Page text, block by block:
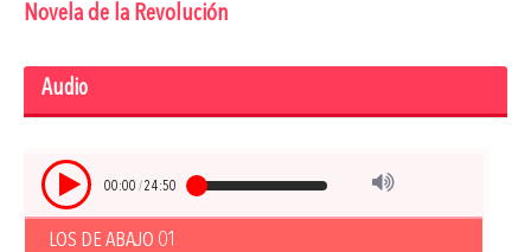
Novela de la Revolución
Audio
00:00 /24:50
LOS DE ABAJO 01